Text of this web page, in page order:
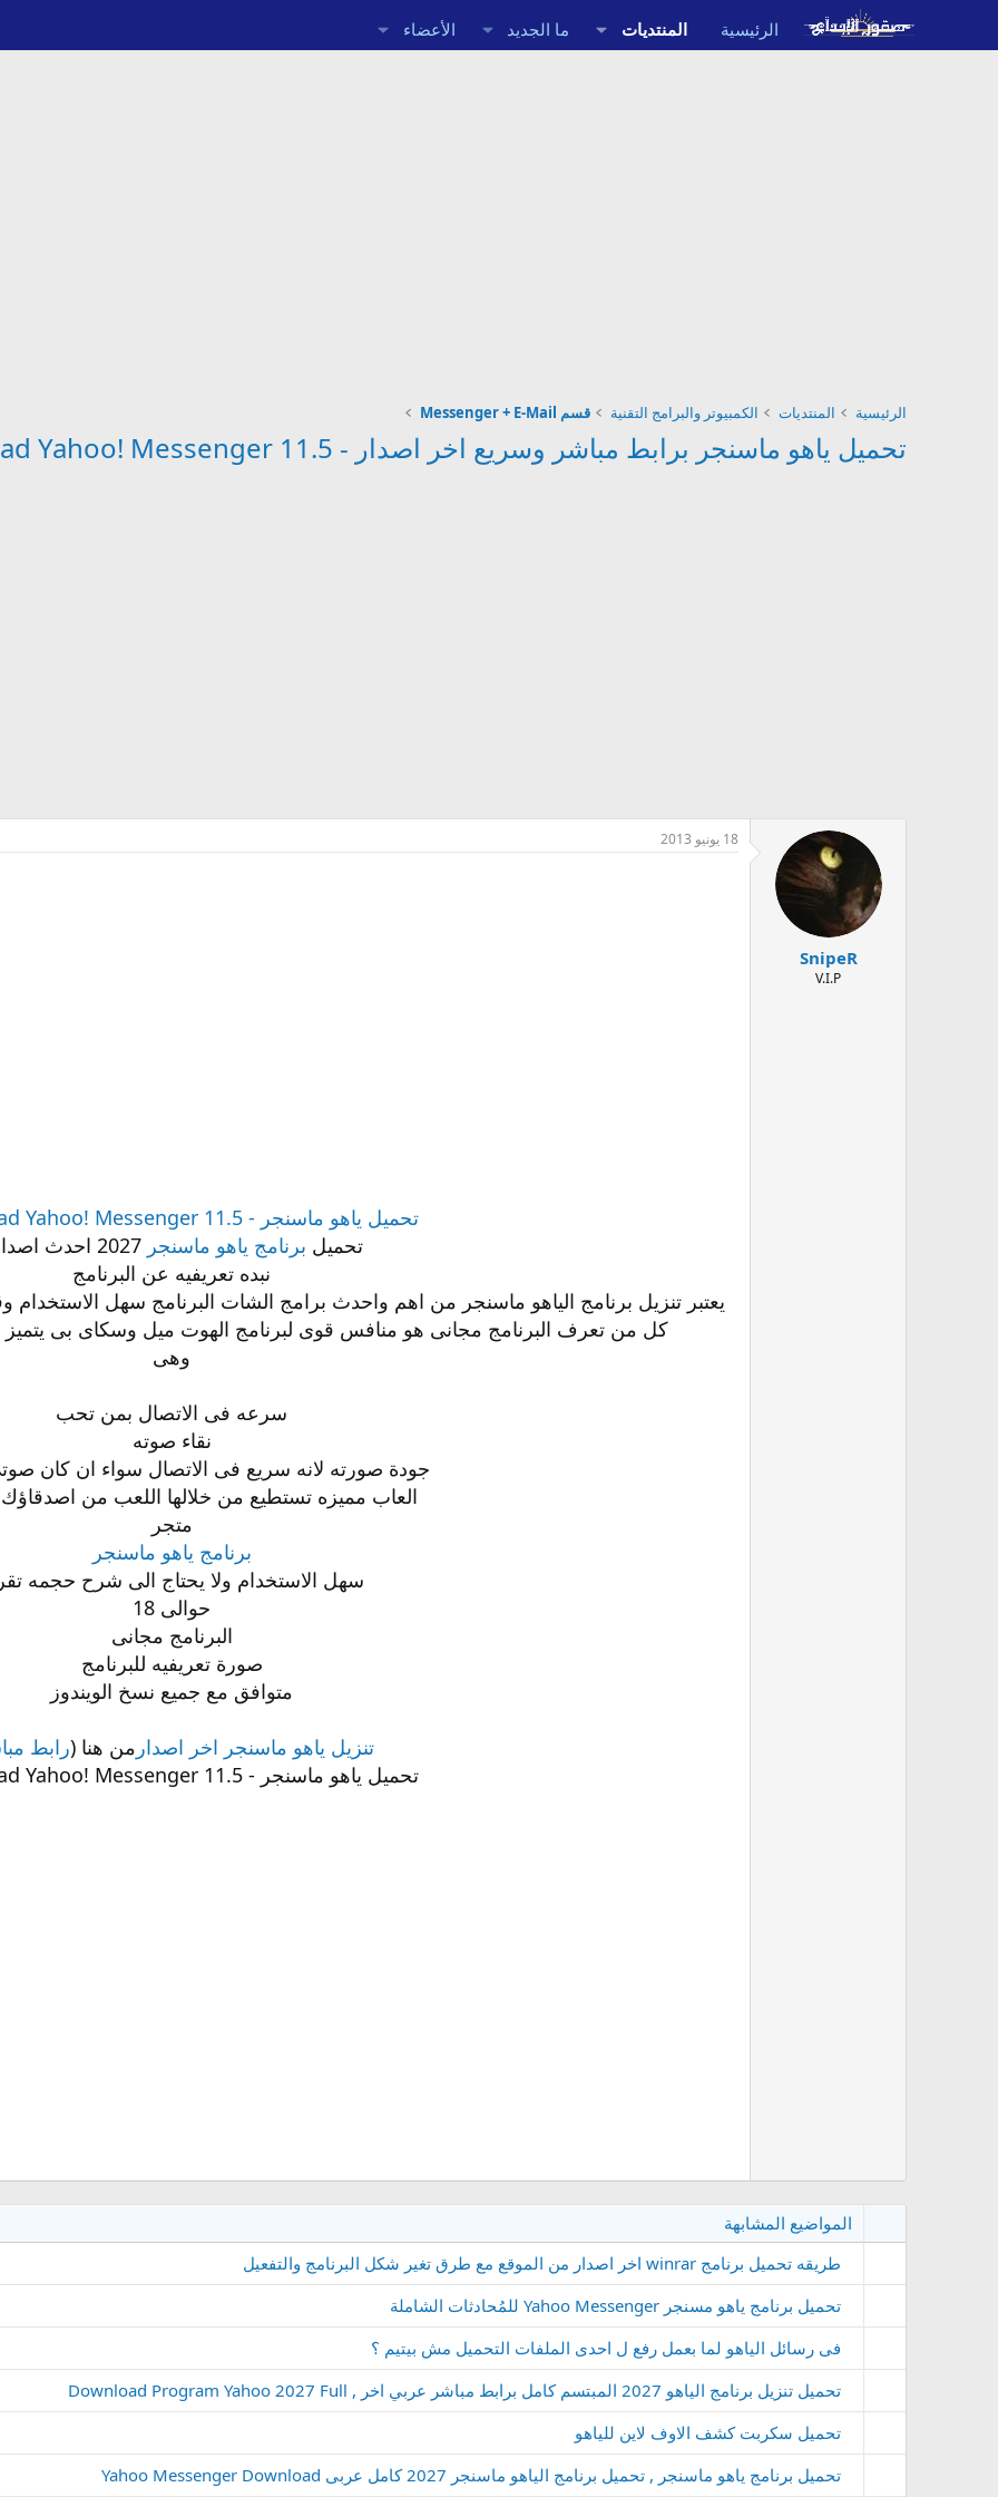
الرئيسية المنتديات ما الجديد الأعضاء
الرئيسية المنتديات الكمبيوتر والبرامج التقنية قسم Messenger + E-Mail
تحميل ياهو ماسنجر برابط مباشر وسريع اخر اصدار - Download Yahoo! Messenger 11.5
SnipeR
V.I.P
18 يونيو 2013
تحميل ياهو ماسنجر - Download Yahoo! Messenger 11.5
تحميل برنامج ياهو ماسنجر 2027 احدث اصداره
نبده تعريفيه عن البرنامج
يعتبر تنزيل برنامج الياهو ماسنجر من اهم واحدث برامج الشات البرنامج سهل
كل من تعرف البرنامج مجانى هو منافس قوى لبرنامج الهوت ميل وسكاى بى يتميز
وهى
سرعه فى الاتصال بمن تحب
نقاء صوته
جودة صورته لانه سريع فى الاتصال سواء ان كان
العاب مميزه تستطيع من خلالها اللعب من اصدقاؤك
متجر
برنامج ياهو ماسنجر
سهل الاستخدام ولا يحتاج الى شرح حجمه
حوالى 18
البرنامج مجانى
صورة تعريفيه للبرنامج
متوافق مع جميع نسخ الويندوز
تنزيل ياهو ماسنجر اخر اصدار من هنا (رابط
تحميل ياهو ماسنجر - Download Yahoo! Messenger 11.5
المواضيع المشابهة
طريقه تحميل برنامج winrar اخر اصدار من الموقع مع طرق تغير شكل البرنامج والتفعيل
تحميل برنامج ياهو مسنجر Yahoo Messenger للمُحادثات الشاملة
فى رسائل الياهو لما بعمل رفع ل احدى الملفات التحميل مش بيتيم ؟
تحميل تنزيل برنامج الياهو 2027 المبتسم كامل برابط مباشر عربي اخر , Download Program Yahoo 2027 Full
تحميل سكربت كشف الاوف لاين للياهو
تحميل برنامج ياهو ماسنجر , تحميل برنامج الياهو ماسنجر 2027 كامل عربى Yahoo Messenger Download